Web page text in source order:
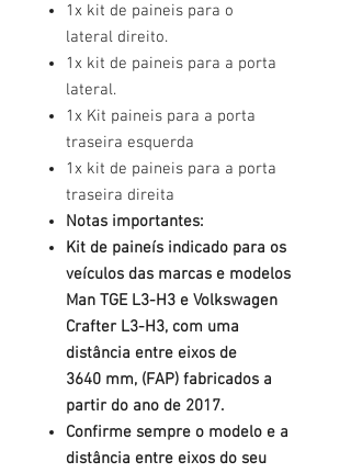
1x kit de paineis para o
lateral direito.
1x kit de paineis para a porta
lateral.
1x Kit paineis para a porta
traseira esquerda
1x kit de paineis para a porta
traseira direita
Notas importantes:
Kit de paineís indicado para os
veículos das marcas e modelos
Man TGE L3-H3 e Volkswagen
Crafter L3-H3, com uma
distância entre eixos de
3640 mm, (FAP) fabricados a
partir do ano de 2017.
Confirme sempre o modelo e a
distância entre eixos do seu